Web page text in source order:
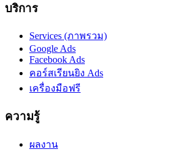
บริการ
Services (ภาพรวม)
Google Ads
Facebook Ads
คอร์สเรียนยิง Ads
เครื่องมือฟรี
ความรู้
ผลงาน